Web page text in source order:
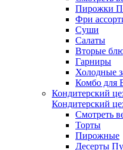
Пирожки
Фри
Суши
Салаты
Вторые
Гарниры
Холодные
Комбо для
Кондитерский
Кондитерский
Смотреть
Торты
Пирожные
Десерты